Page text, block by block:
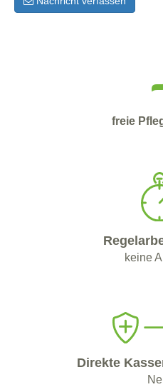
freie
keine
Direkte